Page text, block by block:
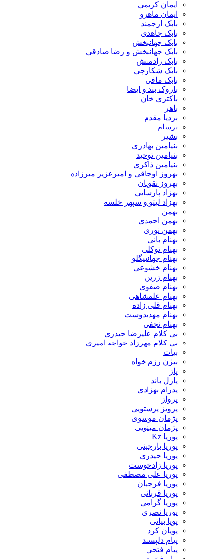
ایمان کریمی
ایمان ماهرو
بابک ارجمند
بابک جاهدی
بابک جهانبخش
بابک جهانبخش و رضا صادقی
بابک رادمنش
بابک شکارچی
بابک مافی
باروک بند و ایضا
باکتری خان
باهر
بردیا مقدم
برسام
بشیر
بنیامین بهادری
بنیامین توحید
بنیامین ذاکری
بهروز اوجاقی و امیرعزیز میرزاده
بهروز نقویان
بهزاد پارسایی
بهزاد لیتو و سپهر خلسه
بهمن
بهمن احمدی
بهمن نوری
بهنام بانی
بهنام توکلی
بهنام جهانبیگلو
بهنام خشوعی
بهنام زرین
بهنام صفوی
بهنام علمشاهی
بهنام قلی زاده
بهنام مهدیدوست
بهنام نجفی
بی کلام علیرضا حیدری
بی کلام مهرزاد خواجه امیری
بیات
بیژن رزم خواه
پاز
پازل باند
پدرام بهزادی
پرواز
پرویز پرستویی
پژمان موسوی
پژمان مینویی
پوریا Kz
پوریا بارجینی
پوریا حیدری
پوریا زادخوست
پوریا علی مصطفی
پوریا فرجیان
پوریا قربانی
پوریا گرامی
پوریا نصری
پویا بیاتی
پویان کرد
پیام دلپسند
پیام فتحی